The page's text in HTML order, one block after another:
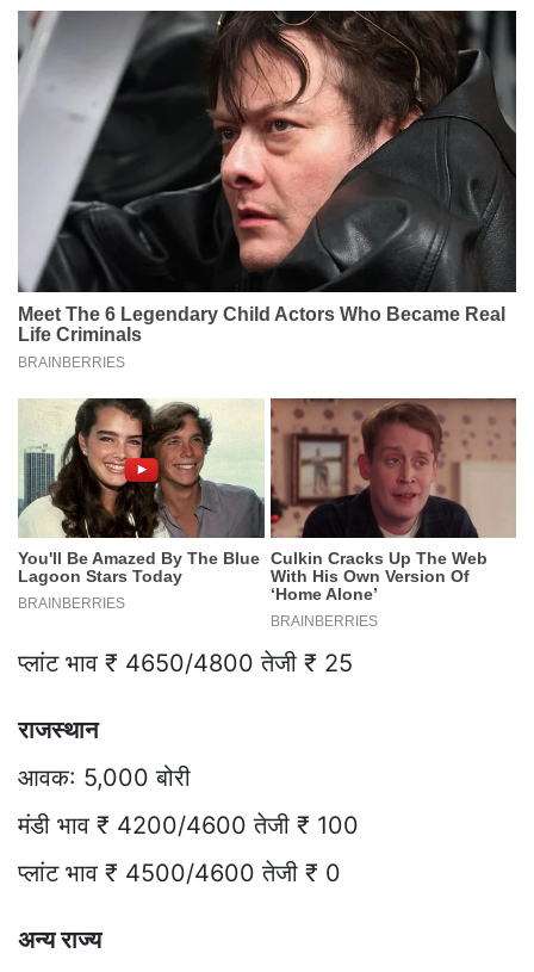
प्लांट भाव ₹ 4650/4800 तेजी ₹ 25
राजस्थान
आवक: 5,000 बोरी
मंडी भाव ₹ 4200/4600 तेजी ₹ 100
प्लांट भाव ₹ 4500/4600 तेजी ₹ 0
अन्य राज्य